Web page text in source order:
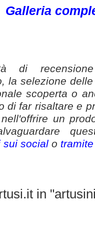
Galleria
di
la selezione
scoperta o
di far risaltare e
un
sui social o
in